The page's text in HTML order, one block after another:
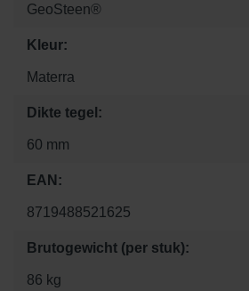
GeoSteen®
Kleur:
Materra
Dikte tegel:
60 mm
EAN:
8719488521625
Brutogewicht (per stuk):
86 kg